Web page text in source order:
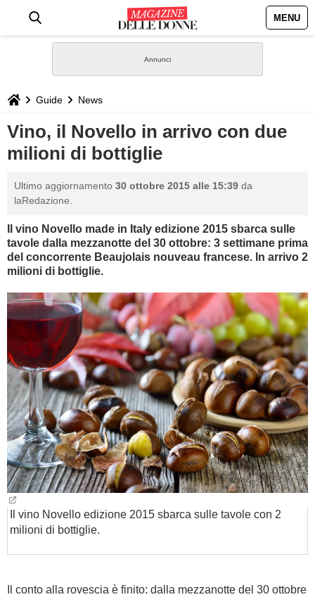
MENU
STILE
BIOGRAFIE
DEFINIZIONI
GASTRONOMIA
CAPELLI
SESSO
BAMBINO
DIETA
GUIDE
FORUM
Guide News
Vino, il Novello in arrivo con due
milioni di bottiglie
Ultimo aggiornamento 30 ottobre 2015 alle 15:39 da
laRedazione.
Il vino Novello made in Italy edizione 2015 sbarca sulle
tavole dalla mezzanotte del 30 ottobre: 3 settimane prima
del concorrente Beaujolais nouveau francese. In arrivo 2
milioni di bottiglie.
Il vino Novello edizione 2015 sbarca sulle tavole con 2
milioni di bottiglie.
Il conto alla rovescia è finito: dalla mezzanotte del 30 ottobre